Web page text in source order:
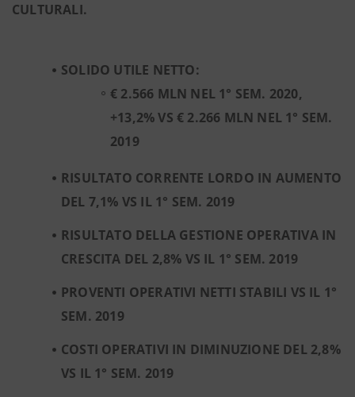
CULTURALI.
SOLIDO UTILE NETTO:
€ 2.566 MLN NEL 1° SEM. 2020,
+13,2% VS € 2.266 MLN NEL 1° SEM.
2019
RISULTATO CORRENTE LORDO IN AUMENTO
DEL 7,1% VS IL 1° SEM. 2019
RISULTATO DELLA GESTIONE OPERATIVA IN
CRESCITA DEL 2,8% VS IL 1° SEM. 2019
PROVENTI OPERATIVI NETTI STABILI VS IL 1°
SEM. 2019
COSTI OPERATIVI IN DIMINUZIONE DEL 2,8%
VS IL 1° SEM. 2019